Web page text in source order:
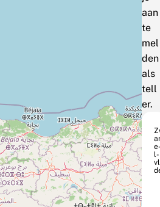
aan
te
mel
den
als
tell
er.
l-